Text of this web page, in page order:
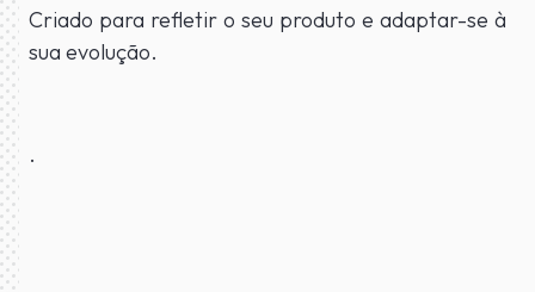
Criado para refletir o seu produto e adaptar-se à
sua evolução.
.